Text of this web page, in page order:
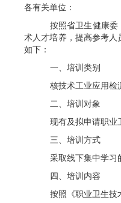
各有关单位：
按照省卫生健康
术人才培养，提高参考
如下：
一、培训类别
核技术工业应用检
二、培训对象
现有及拟申请职业
三、培训方式
采取线下集中学习
四、培训内容
按照《职业卫生技